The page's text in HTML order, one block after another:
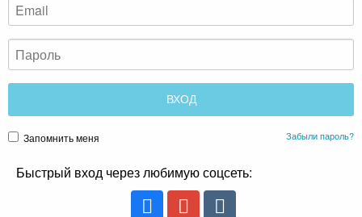
Запомнить меня Забыли пароль?
Быстрый вход через любимую соцсеть: